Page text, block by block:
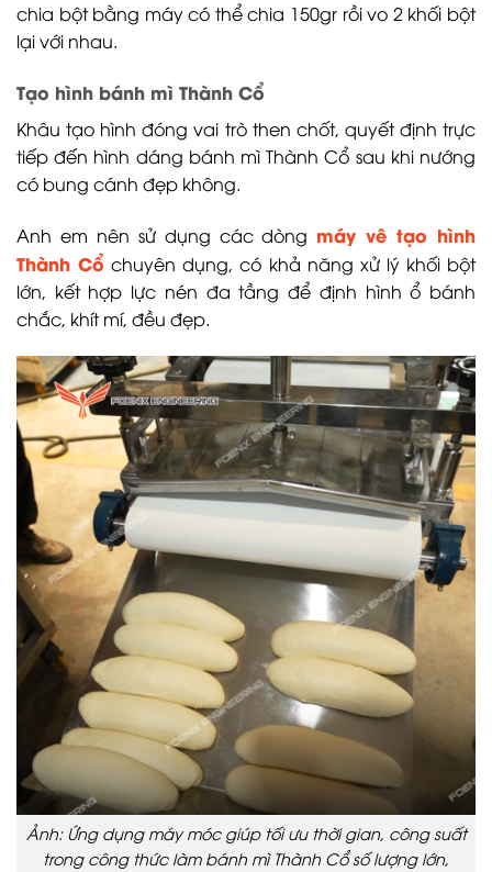
chia bột bằng máy có thể chia 150gr rồi vo 2 khối bột
lại với nhau.
Tạo hình bánh mì Thành Cổ
Khâu tạo hình đóng vai trò then chốt, quyết định trực
tiếp đến hình dáng bánh mì Thành Cổ sau khi nướng
có bung cánh đẹp không.
Anh em nên sử dụng các dòng máy vê tạo hình
Thành Cổ chuyên dụng, có khả năng xử lý khối bột
lớn, kết hợp lực nén đa tầng để định hình ổ bánh
chắc, khít mí, đều đẹp.
Ảnh: Ứng dụng máy móc giúp tối ưu thời gian, công suất
trong công thức làm bánh mì Thành Cổ số lượng lớn,